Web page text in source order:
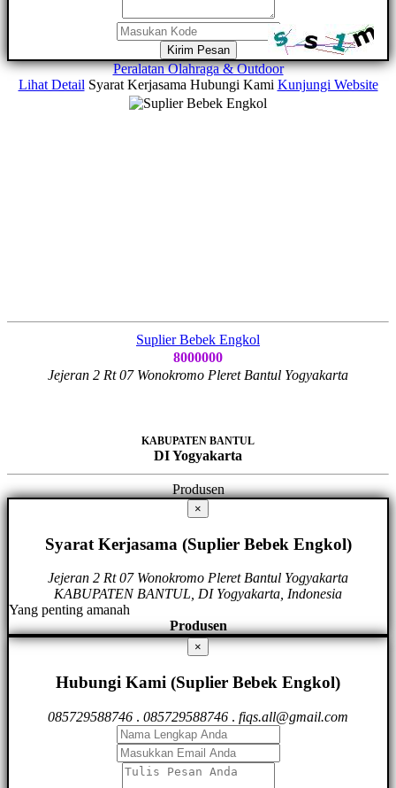
Kirim Pesan
Peralatan Olahraga & Outdoor
Lihat Detail Syarat Kerjasama Hubungi Kami Kunjungi Website
Suplier Bebek Engkol
8000000
Jejeran 2 Rt 07 Wonokromo Pleret Bantul Yogyakarta
KABUPATEN BANTUL
DI Yogyakarta
Produsen
×
Syarat Kerjasama (Suplier Bebek Engkol)
Jejeran 2 Rt 07 Wonokromo Pleret Bantul Yogyakarta
KABUPATEN BANTUL, DI Yogyakarta, Indonesia
Yang penting amanah
Produsen
×
Hubungi Kami (Suplier Bebek Engkol)
085729588746 . 085729588746 . fiqs.all@gmail.com